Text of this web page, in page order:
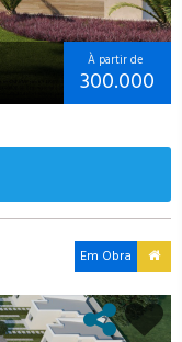
À partir de
300.000
Em Obra